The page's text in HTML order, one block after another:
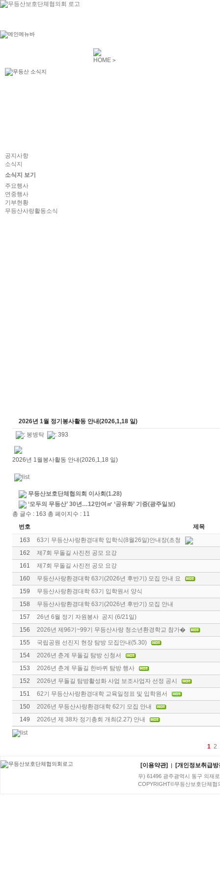
공지사항
소식지
소식지 보기
주요행사
연중행사
기부현황
무등산사랑활동소식
HOME >
2026년 1월 정기봉사활동 안내(2026,1,18 일)
: 봉병탁 : 393
2026년 1월봉사활동 안내(2026,1,18 일)
무등산보호단체협의회 이사회(1.28)
‘모두의 무등산’ 30년…12만여㎡ ‘공유화’ 기증(광주일보)
총 글수 : 163 총 페이지수 : 11
번호
제목
163
63기 무등산사랑환경대학 입학식(8월26일)안내장(초청
162
제7회 무돌길 사진전 공모 요강
161
제7회 무돌길 사진전 공모 요강
160
무등산사랑환경대학 63기(2026년 후반기) 모집 안내 요
159
무등산사랑환경대학 63기 입학원서 양식
158
무등산사랑환경대학 63기(2026년 후반기) 모집 안내
157
26년 6월 정기 자원봉사 공지 (6/21일)
156
2026년 제96기~99기 무등산사랑 청소년환경학교 참가�
155
국립공원 선진지 현장 탐방 모집안내(5.30)
154
2026년 춘계 무돌길 탐방 신청서
153
2026년 춘계 무돌길 한바퀴 탐방 행사
152
2026년 무돌길 탐방활성화 사업 보조사업자 선정 공시
151
62기 무등산사랑환경대학 교육일정표 및 입학원서
150
2026년 무등산사랑환경대학 62기 모집 안내
149
2026년 제 38차 정기총회 개최(2.27) 안내
1 2
[이용약관] | [개인정보취급방
우) 61496 광주광역시 동구 의재
COPYRIGHT©무등산보호단체협